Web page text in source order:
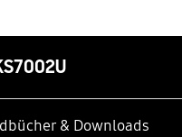
& Downloads